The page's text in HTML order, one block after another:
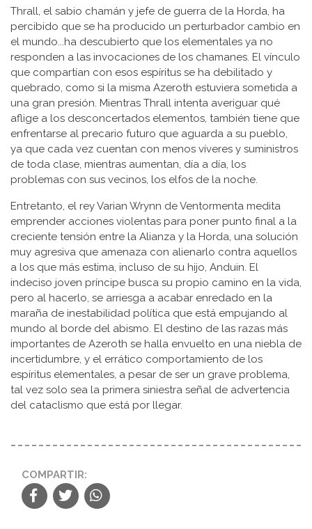
Thrall, el sabio chamán y jefe de guerra de la Horda, ha
percibido que se ha producido un perturbador cambio en
el mundo...ha descubierto que los elementales ya no
responden a las invocaciones de los chamanes. El vínculo
que compartían con esos espíritus se ha debilitado y
quebrado, como si la misma Azeroth estuviera sometida a
una gran presión. Mientras Thrall intenta averiguar qué
aflige a los desconcertados elementos, también tiene que
enfrentarse al precario futuro que aguarda a su pueblo,
ya que cada vez cuentan con menos víveres y suministros
de toda clase, mientras aumentan, día a día, los
problemas con sus vecinos, los elfos de la noche.
Entretanto, el rey Varian Wrynn de Ventormenta medita
emprender acciones violentas para poner punto final a la
creciente tensión entre la Alianza y la Horda, una solución
muy agresiva que amenaza con alienarlo contra aquellos
a los que más estima, incluso de su hijo, Anduin. El
indeciso joven príncipe busca su propio camino en la vida,
pero al hacerlo, se arriesga a acabar enredado en la
maraña de inestabilidad política que está empujando al
mundo al borde del abismo. El destino de las razas más
importantes de Azeroth se halla envuelto en una niebla de
incertidumbre, y el errático comportamiento de los
espíritus elementales, a pesar de ser un grave problema,
tal vez solo sea la primera siniestra señal de advertencia
del cataclismo que está por llegar.
COMPARTIR: